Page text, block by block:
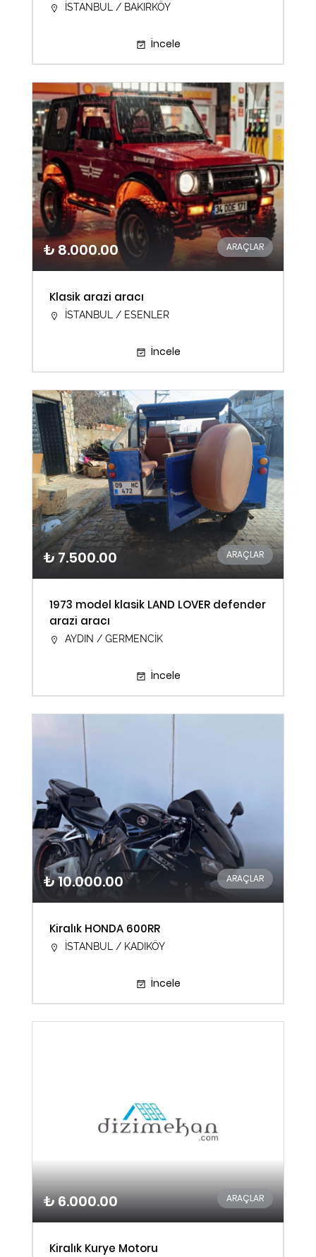
İSTANBUL / BAKIRKÖY
İncele
₺ 8.000.00 ARAÇLAR
Klasik arazi aracı
İSTANBUL / ESENLER
İncele
₺ 7.500.00 ARAÇLAR
1973 model klasik LAND LOVER defender
arazi aracı
AYDIN / GERMENCİK
İncele
₺ 10.000.00 ARAÇLAR
Kiralık HONDA 600RR
İSTANBUL / KADIKÖY
İncele
₺ 6.000.00 ARAÇLAR
Kiralık Kurye Motoru